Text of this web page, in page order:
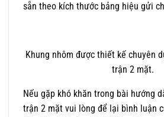
sẵn theo kích thước bảng hiệu gửi
Khung nhôm được thiết kế chuyên
trận 2 mặt.
Nếu gặp khó khăn trong bài hướng
trận 2 mặt vui lòng để lại bình luận